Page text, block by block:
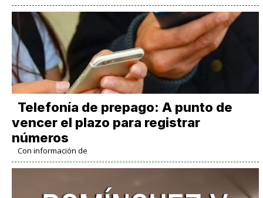
Telefonía de prepago: A punto de
vencer el plazo para registrar
números
Con información de